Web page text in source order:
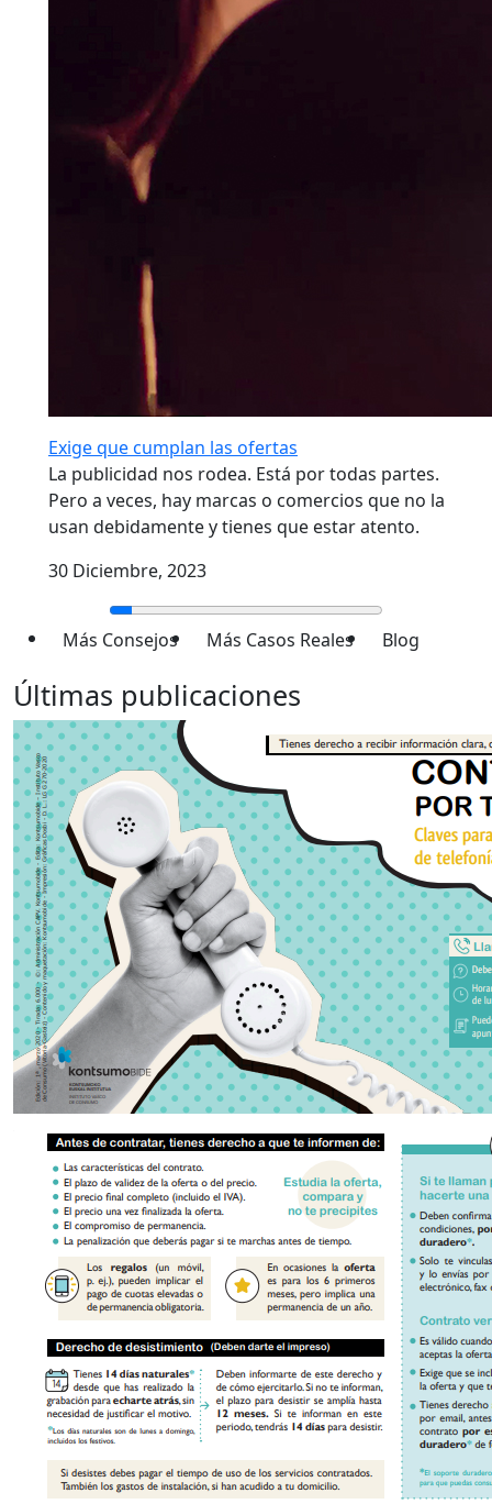
Exige que cumplan las ofertas
La publicidad nos rodea. Está por todas partes.
Pero a veces, hay marcas o comercios que no la
usan debidamente y tienes que estar atento.
30 Diciembre, 2023
Más Consejos Más Casos Reales Blog
Últimas publicaciones